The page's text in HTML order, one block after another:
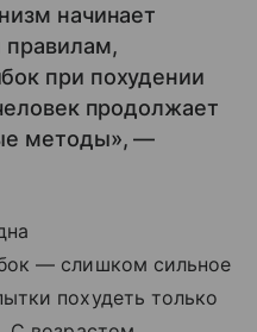
начинает
правилам,
при похудении
продолжает
методы», —
— слишком сильное
похудеть только